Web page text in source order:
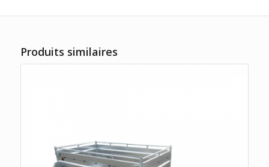
Produits similaires